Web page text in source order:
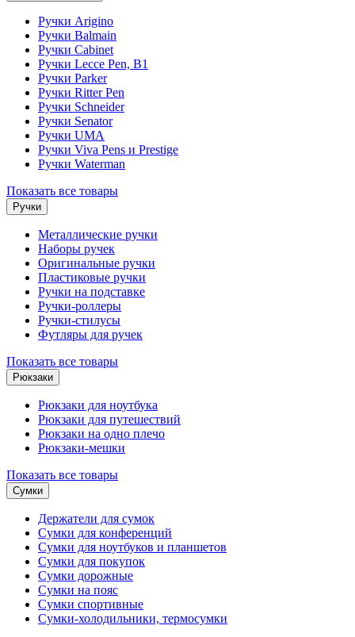
Ручки Arigino
Ручки Balmain
Ручки Cabinet
Ручки Lecce Pen, B1
Ручки Parker
Ручки Ritter Pen
Ручки Schneider
Ручки Senator
Ручки UMA
Ручки Viva Pens и Prestige
Ручки Waterman
Показать все товары
Ручки
Металлические ручки
Наборы ручек
Оригинальные ручки
Пластиковые ручки
Ручки на подставке
Ручки-роллеры
Ручки-стилусы
Футляры для ручек
Показать все товары
Рюкзаки
Рюкзаки для ноутбука
Рюкзаки для путешествий
Рюкзаки на одно плечо
Рюкзаки-мешки
Показать все товары
Сумки
Держатели для сумок
Сумки для конференций
Сумки для ноутбуков и планшетов
Сумки для покупок
Сумки дорожные
Сумки на пояс
Сумки спортивные
Сумки-холодильники, термосумки